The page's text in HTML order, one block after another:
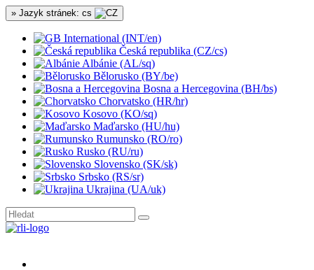
» Jazyk stránek: cs
International (INT/en)
Česká republika (CZ/cs)
Albánie (AL/sq)
Bělorusko (BY/be)
Bosna a Hercegovina (BH/bs)
Chorvatsko (HR/hr)
Kosovo (KO/sq)
Maďarsko (HU/hu)
Rumunsko (RO/ro)
Rusko (RU/ru)
Slovensko (SK/sk)
Srbsko (RS/sr)
Ukrajina (UA/uk)